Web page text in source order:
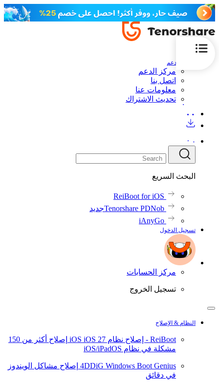
الدعم
مركز الدعم
اتصل بنا
معلومات عنا
تحديث الاشتراك
البحث السريع
ReiBoot for iOS
Tenorshare PDNobجديد
iAnyGo
تسجيل الدخول
مركز الحسابات
تسجيل الخروج
النظام & الإصلاح
ReiBoot - إصلاح نظام iOS iOS 27
إصلاح أكثر من 150
مشكلة في نظام iOS/iPadOS
4DDiG Windows Boot Genius إصلاح مشاكل الويندوز
في دقائق